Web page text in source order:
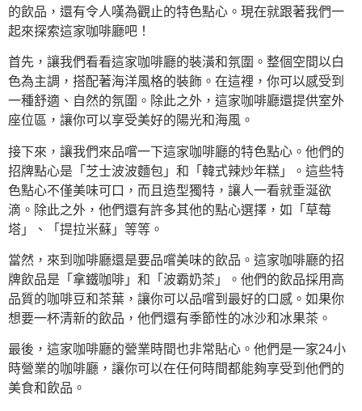
的飲品，還有令人嘆為觀止的特色點心。現在就跟著我們一
起來探索這家咖啡廳吧！
首先，讓我們看看這家咖啡廳的裝潢和氛圍。整個空間以白
色為主調，搭配著海洋風格的裝飾。在這裡，你可以感受到
一種舒適、自然的氛圍。除此之外，這家咖啡廳還提供室外
座位區，讓你可以享受美好的陽光和海風。
接下來，讓我們來品嚐一下這家咖啡廳的特色點心。他們的
招牌點心是「芝士波波麵包」和「韓式辣炒年糕」。這些特
色點心不僅美味可口，而且造型獨特，讓人一看就垂涎欲
滴。除此之外，他們還有許多其他的點心選擇，如「草莓
塔」、「提拉米蘇」等等。
當然，來到咖啡廳還是要品嚐美味的飲品。這家咖啡廳的招
牌飲品是「拿鐵咖啡」和「波霸奶茶」。他們的飲品採用高
品質的咖啡豆和茶葉，讓你可以品嚐到最好的口感。如果你
想要一杯清新的飲品，他們還有季節性的冰沙和冰果茶。
最後，這家咖啡廳的營業時間也非常貼心。他們是一家24小
時營業的咖啡廳，讓你可以在任何時間都能夠享受到他們的
美食和飲品。